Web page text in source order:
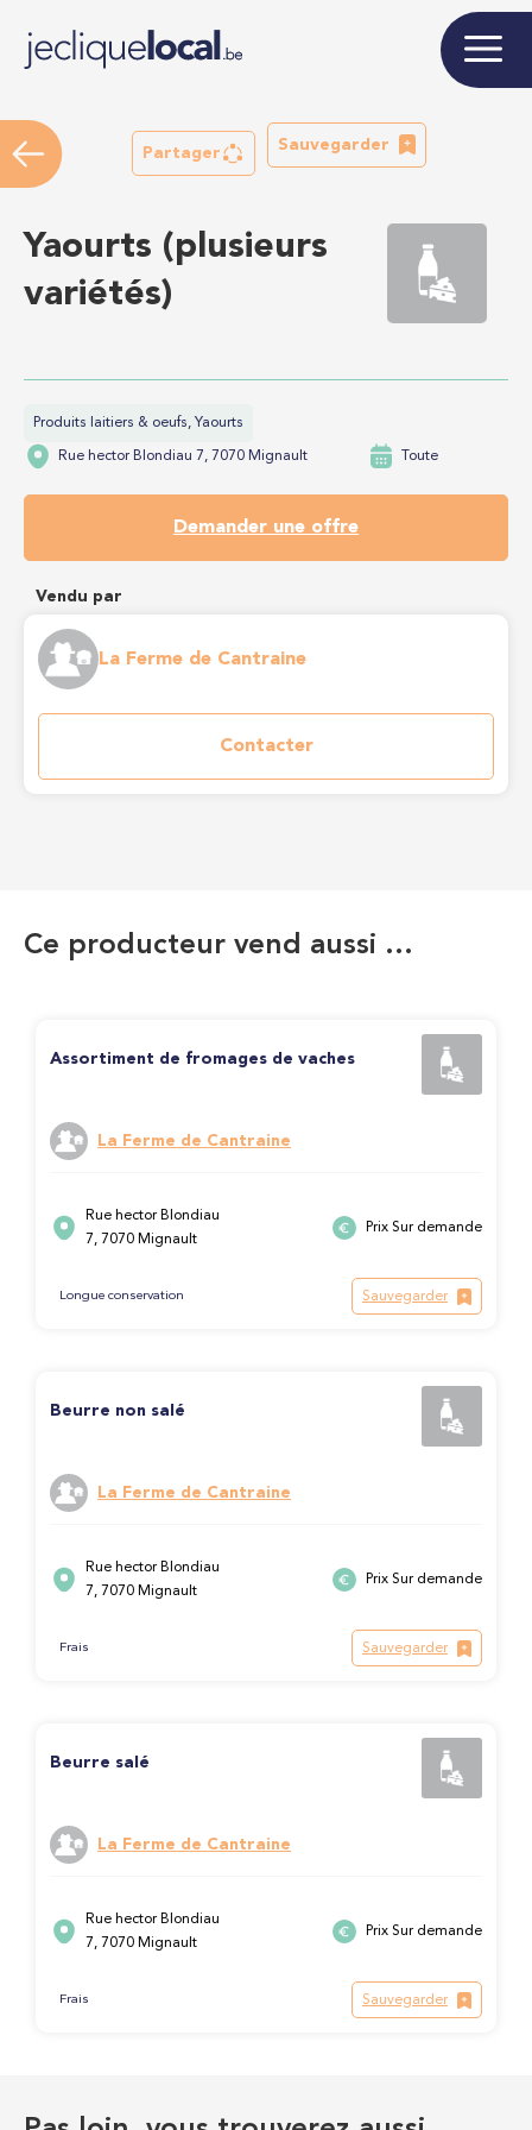
Partager
Sauvegarder
Yaourts (plusieurs
variétés)
Produits laitiers & oeufs, Yaourts
Rue hector Blondiau 7, 7070 Mignault Toute
Demander une offre
Vendu par
La Ferme de Cantraine
Contacter
Ce producteur vend aussi …
Assortiment de fromages de vaches
La Ferme de Cantraine
Rue hector Blondiau
7, 7070 Mignault
Prix Sur demande
Longue conservation Sauvegarder
Beurre non salé
La Ferme de Cantraine
Rue hector Blondiau
7, 7070 Mignault
Prix Sur demande
Frais Sauvegarder
Beurre salé
La Ferme de Cantraine
Rue hector Blondiau
7, 7070 Mignault
Prix Sur demande
Frais Sauvegarder